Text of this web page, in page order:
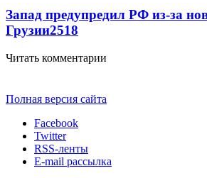
Запад предупредил РФ из-за
Грузии2518
Читать комментарии
Полная версия сайта
Facebook
Twitter
RSS-ленты
E-mail рассылка